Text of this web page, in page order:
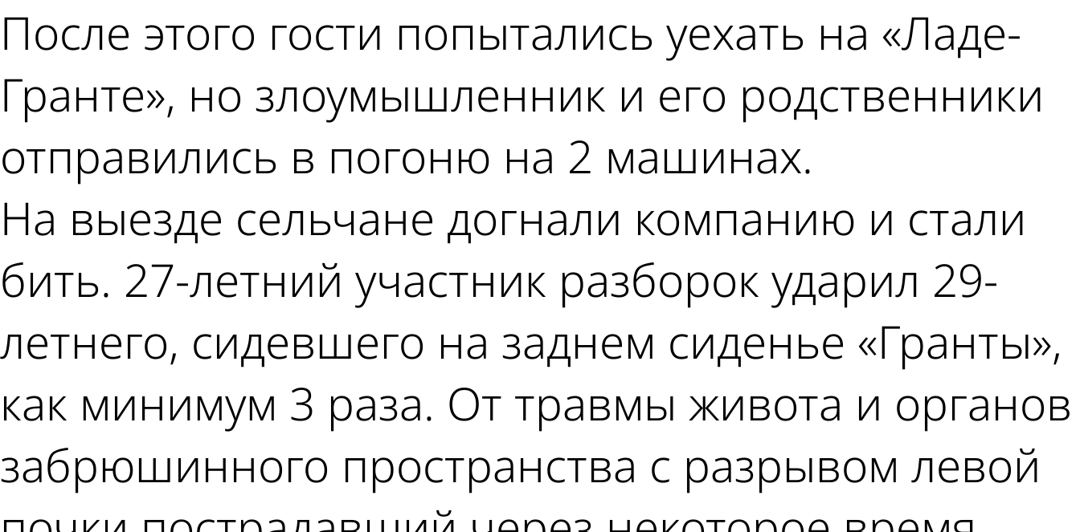
После этого гости попытались уехать на «Ладе-
Гранте», но злоумышленник и его родственники
отправились в погоню на 2 машинах.
На выезде сельчане догнали компанию и стали
бить. 27-летний участник разборок ударил 29-
летнего, сидевшего на заднем сиденье «Гранты»,
как минимум 3 раза. От травмы живота и органов
забрюшинного пространства с разрывом левой